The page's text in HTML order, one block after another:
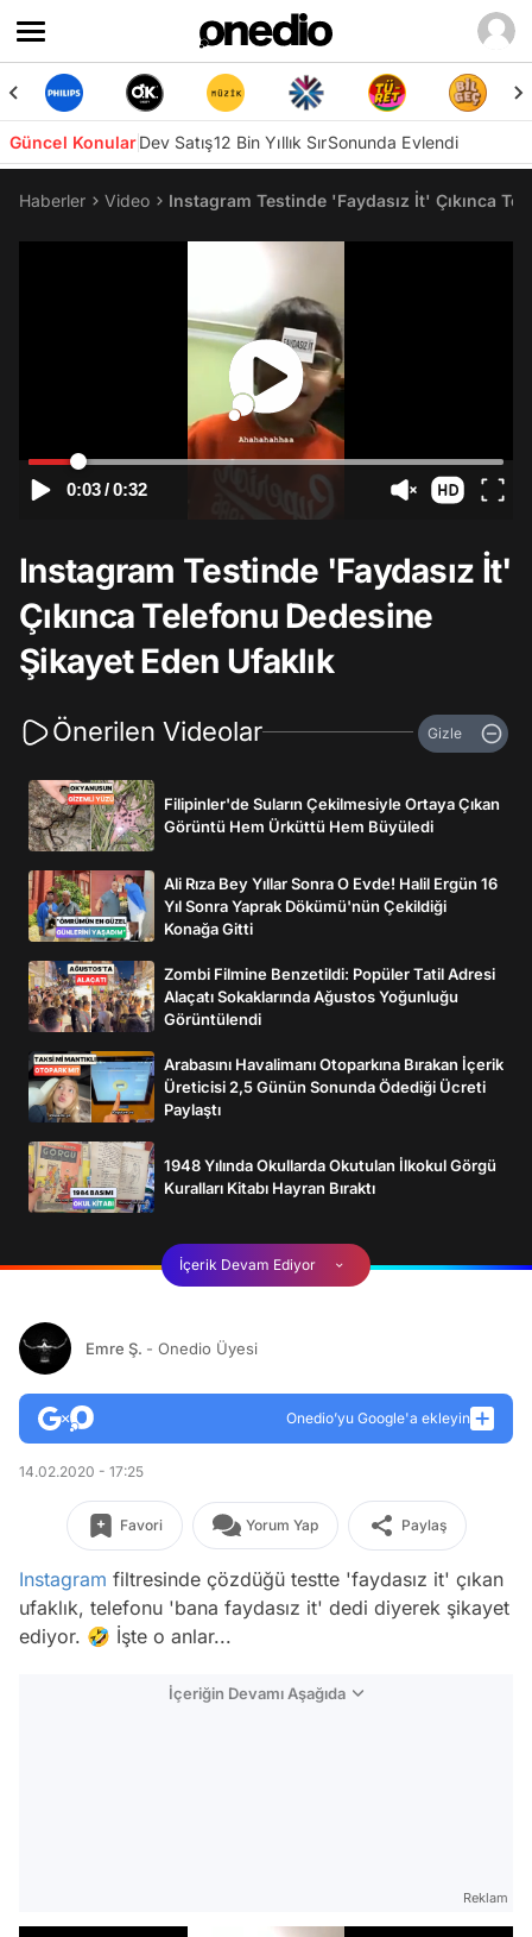
Güncel KonularDev Satış12 Bin Yıllık SırSonunda Evlendi
Haberler Video Instagram Testinde 'Faydasız İt' Çıkınca
0:03/0:32
Instagram Testinde 'Faydasız İt'
Çıkınca Telefonu Dedesine
Şikayet Eden Ufaklık
Önerilen Videolar Gizle
Filipinler'de Suların Çekilmesiyle Ortaya Çıkan
Görüntü Hem Ürküttü Hem Büyüledi
Ali Rıza Bey Yıllar Sonra O Evde! Halil Ergün 16
Yıl Sonra Yaprak Dökümü'nün Çekildiği
Konağa Gitti
Zombi Filmine Benzetildi: Popüler Tatil Adresi
Alaçatı Sokaklarında Ağustos Yoğunluğu
Görüntülendi
Arabasını Havalimanı Otoparkına Bırakan İçerik
Üreticisi 2,5 Günün Sonunda Ödediği Ücreti
Paylaştı
1948 Yılında Okullarda Okutulan İlkokul Görgü
Kuralları Kitabı Hayran Bıraktı
İçerik Devam Ediyor
Emre Ş. - Onedio Üyesi
Onedio’yu Google'a ekleyin
14.02.2020 - 17:25
Favori Yorum Yap Paylaş
Instagram filtresinde çözdüğü testte 'faydasız it' çıkan
ufaklık, telefonu 'bana faydasız it' dedi diyerek şikayet
ediyor. 🤣 İşte o anlar...
İçeriğin Devamı Aşağıda
Reklam